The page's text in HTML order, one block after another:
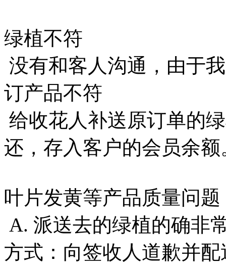
绿植不符
没有和客人沟通，由于
订产品不符
给收花人补送原订单的
还，存入客户的会员余额
叶片发黄等产品质量问题
A. 派送去的绿植的确非
方式：向签收人道歉并